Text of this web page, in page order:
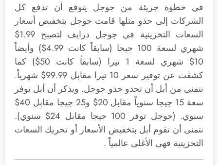
في خطوة جريئة من جوجل يتوقع أن تدفع كل
الشركات إلى حذو مثلها قامت جوجل بتخفيض أسعار
السعات التخزينية في جوجل درايف لتصبح 1.99$
شهري لسعة 100 جيجا (سابقاً كانت 4.99$) وأيضاً
10$ شهري لسعة 1 تيرا (سابقاً كانت 50$) كما
كشفت عن توفير سعر 10 تيرا مقابل 99.99$ شهرياً.
نتمنى من أبل أن تحذو حذو جوجل. ويذكر أن أبل توفر
سعة 15 جيجا سنوياً مقابل 20$ و25 جيجا مقابل 40$
سنوي. (جوجل توفر 100 جيجا مقابل 24$ سنوي).
نتمنى أن تقوم أبل بتخفيض الأسعار أو تحريك السعات
التخزينية فهى الأغلى عالمياً .